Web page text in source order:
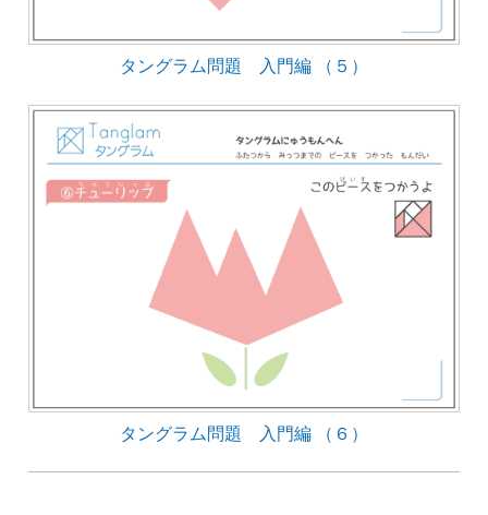
タングラム問題 入門編 （５）
タングラム問題 入門編 （６）